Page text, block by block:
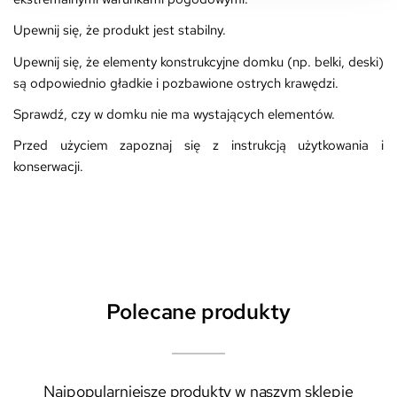
Upewnij się, że produkt jest stabilny.
Upewnij się, że elementy konstrukcyjne domku (np. belki, deski)
są odpowiednio gładkie i pozbawione ostrych krawędzi.
Sprawdź, czy w domku nie ma wystających elementów.
Przed użyciem zapoznaj się z instrukcją użytkowania i
konserwacji.
Polecane produkty
Najpopularniejsze produkty w naszym sklepie